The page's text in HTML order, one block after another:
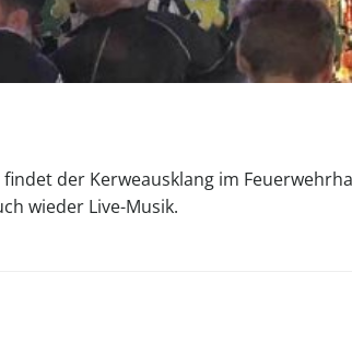
der Kerweausklang im
wieder Live-Musik.